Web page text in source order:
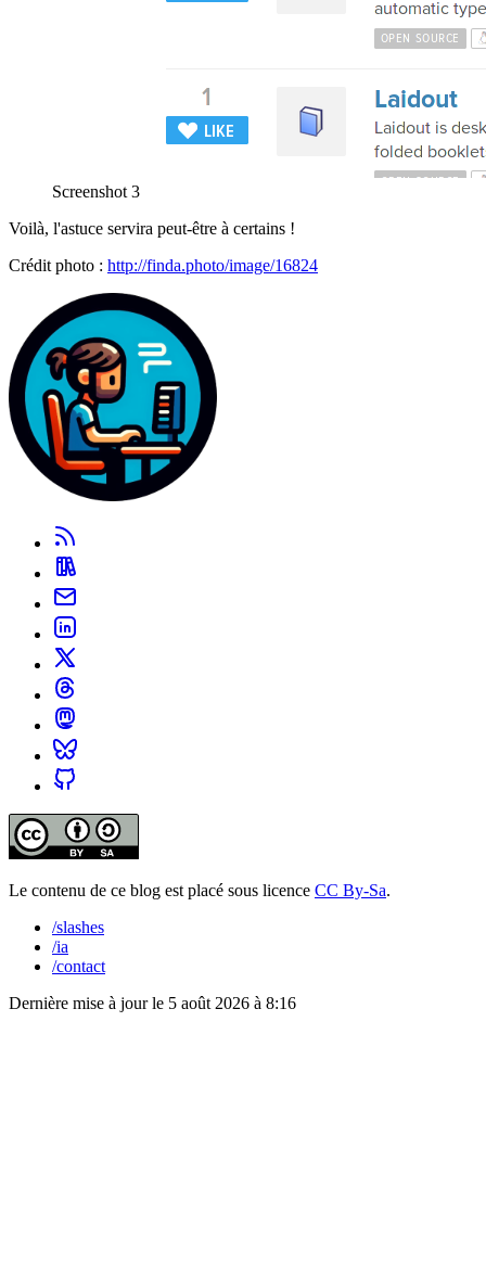
Screenshot 3
Voilà, l'astuce servira peut-être à certains !
Crédit photo : http://finda.photo/image/16824
Le contenu de ce blog est placé sous licence CC By-Sa.
/slashes
/ia
/contact
Dernière mise à jour le 5 août 2026 à 8:16